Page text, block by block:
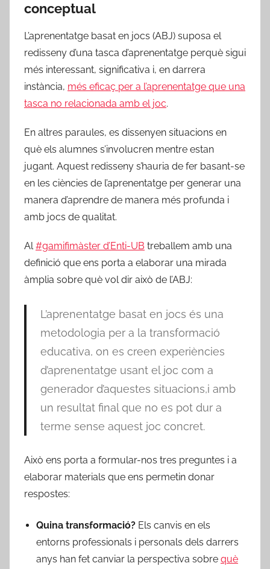
conceptual
L’aprenentatge basat en jocs (ABJ) suposa el
redisseny d’una tasca d’aprenentatge perquè sigui
més interessant, significativa i, en darrera
instància, més eficaç per a l’aprenentatge que una
tasca no relacionada amb el joc.
En altres paraules, es dissenyen situacions en
què els alumnes s’involucren mentre estan
jugant. Aquest redisseny s’hauria de fer basant-se
en les ciències de l’aprenentatge per generar una
manera d’aprendre de manera més profunda i
amb jocs de qualitat.
Al#gamifimàster d’Enti-UB treballem amb una
definició que ens porta a elaborar una mirada
àmplia sobre què vol dir això de l’ABJ:
L’aprenentatge basat en jocs és una
metodologia per a la transformació
educativa, on es creen experiències
d’aprenentatge usant el joc com a
generador d’aquestes situacions,i amb
un resultat final que no es pot dur a
terme sense aquest joc concret.
Això ens porta a formular-nos tres preguntes i a
elaborar materials que ens permetin donar
respostes:
Quina transformació? Els canvis en els
entorns professionals i personals dels darrers
anys han fet canviar la perspectiva sobre què